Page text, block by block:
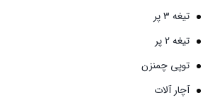
تیغه 3 پر
تیغه 2 پر
توپی چمنزن
آچار آلات